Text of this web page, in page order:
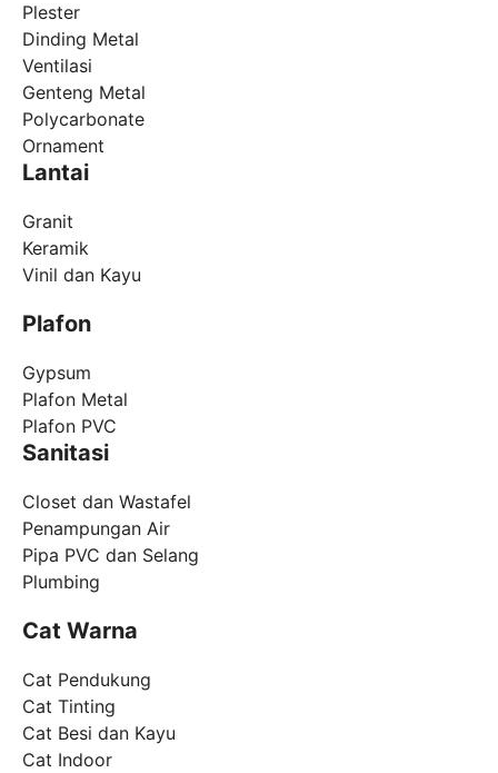
Plester
Dinding Metal
Ventilasi
Genteng Metal
Polycarbonate
Ornament
Lantai
Granit
Keramik
Vinil dan Kayu
Plafon
Gypsum
Plafon Metal
Plafon PVC
Sanitasi
Closet dan Wastafel
Penampungan Air
Pipa PVC dan Selang
Plumbing
Cat Warna
Cat Pendukung
Cat Tinting
Cat Besi dan Kayu
Cat Indoor